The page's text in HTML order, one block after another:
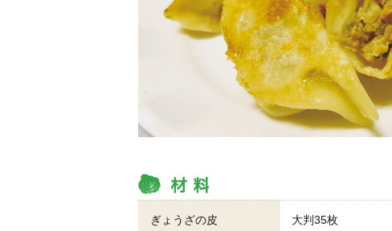
ぎょうざの皮 大判35枚